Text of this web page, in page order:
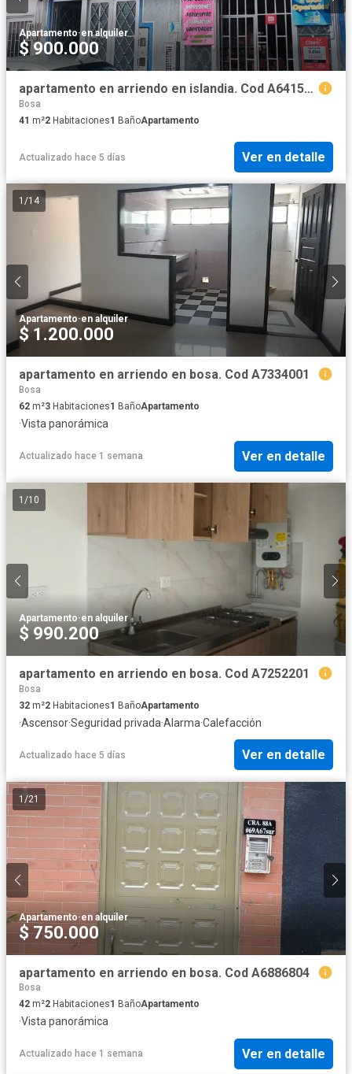
Apartamento·en alquiler
$ 900.000
apartamento en arriendo en islandia. Cod A6415202
Bosa
41 m²2 Habitaciones1 BañoApartamento
Actualizado hace 5 días Ver en detalle
1 /14
Apartamento·en alquiler
$ 1.200.000
apartamento en arriendo en bosa. Cod A7334001
Bosa
62 m²3 Habitaciones1 BañoApartamento
·Vista panorámica
Actualizado hace 1 semana Ver en detalle
1 /10
Apartamento·en alquiler
$ 990.200
apartamento en arriendo en bosa. Cod A7252201
Bosa
32 m²2 Habitaciones1 BañoApartamento
·Ascensor·Seguridad privada·Alarma·Calefacción
Actualizado hace 5 días Ver en detalle
1 /21
Apartamento·en alquiler
$ 750.000
apartamento en arriendo en bosa. Cod A6886804
Bosa
42 m²2 Habitaciones1 BañoApartamento
·Vista panorámica
Actualizado hace 1 semana Ver en detalle